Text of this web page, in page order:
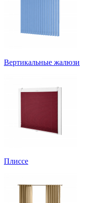
Вертикальные жалюзи
Плиссе